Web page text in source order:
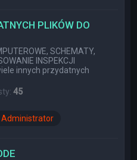
PLIKÓW DO
SCHEMATY,
INSPEKCJI
innych przydatnych
45
Administrator